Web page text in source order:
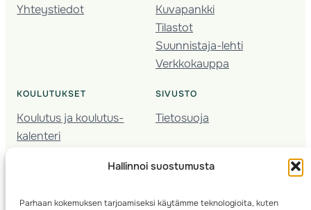
Hallinnoi suostumusta
Parhaan kokemuksen tarjoamiseksi käytämme teknologioita, kuten
Yhteystiedot
Kuvapankki
Tilastot
Suunnistaja-lehti
Verkkokauppa
KOULUTUKSET
Koulutus ja koulutus­
kalenteri
Seura­kehittäminen
SIVUSTO
Tietosuoja